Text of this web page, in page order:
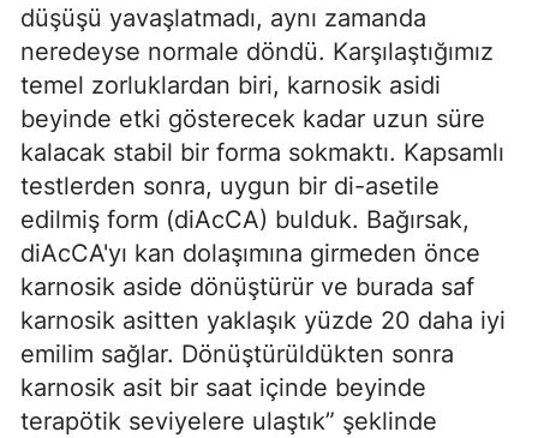
düşüşü yavaşlatmadı, aynı zamanda
neredeyse normale döndü. Karşılaştığımız
temel zorluklardan biri, karnosik asidi
beyinde etki gösterecek kadar uzun süre
kalacak stabil bir forma sokmaktı. Kapsamlı
testlerden sonra, uygun bir di-asetile
edilmiş form (diAcCA) bulduk. Bağırsak,
diAcCA'yı kan dolaşımına girmeden önce
karnosik aside dönüştürür ve burada saf
karnosik asitten yaklaşık yüzde 20 daha iyi
emilim sağlar. Dönüştürüldükten sonra
karnosik asit bir saat içinde beyinde
terapötik seviyelere ulaştık” şeklinde